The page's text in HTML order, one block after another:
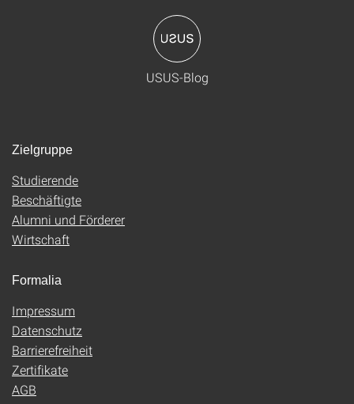
USUS-Blog
Zielgruppe
Studierende
Beschäftigte
Alumni und Förderer
Wirtschaft
Formalia
Impressum
Datenschutz
Barrierefreiheit
Zertifikate
AGB